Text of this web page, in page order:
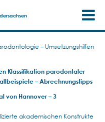
– Umsetzungshilfen
Klassifikation parodontaler
– Abrechnungstipps
von Hannover – 3
akademischen Konstrukte